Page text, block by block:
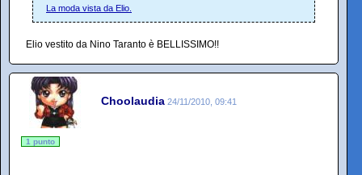
La moda vista da Elio.
Elio vestito da Nino Taranto è BELLISSIMO!!
Choolaudia 24/11/2010, 09:41
1 punto